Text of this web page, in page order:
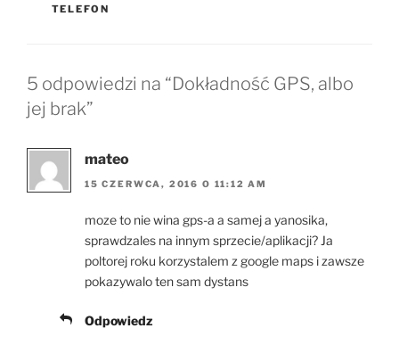
TELEFON
5 odpowiedzi na “Dokładność GPS, albo
jej brak”
mateo
15 CZERWCA, 2016 O 11:12 AM
moze to nie wina gps-a a samej a yanosika,
sprawdzales na innym sprzecie/aplikacji? Ja
poltorej roku korzystalem z google maps i zawsze
pokazywalo ten sam dystans
Odpowiedz